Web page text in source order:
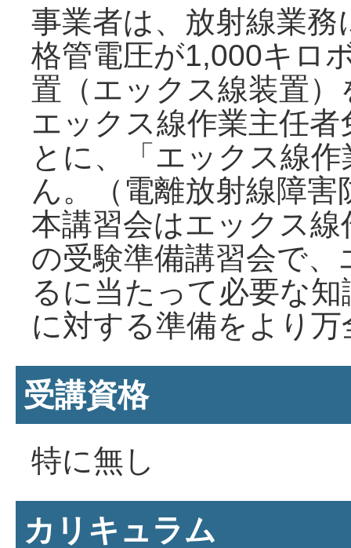
事業者は、放射線業
格管電圧が1,000キロ
置（エックス線装置
エックス線作業主任
とに、「エックス線
ん。（電離放射線障
本講習会はエックス
の受験準備講習会で
るに当たって必要な
に対する準備をより
受講資格
特に無し
カリキュラム